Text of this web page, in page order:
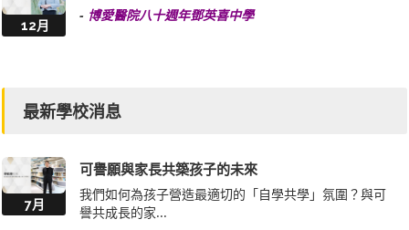
12月
- 博愛醫院八十週年鄧英喜中學
最新學校消息
7月
可譽願與家長共築孩子的未來
我們如何為孩子營造最適切的「自學共學」氛圍？與可
譽共成長的家...